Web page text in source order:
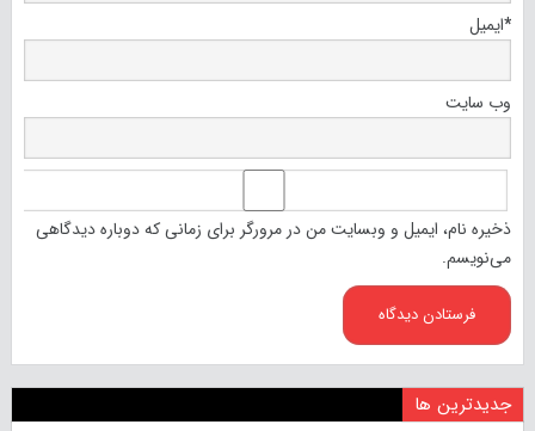
ایمیل*
وب‌ سایت
ذخیره نام، ایمیل و وبسایت من در مرورگر برای زمانی که دوباره دیدگاهی
می‌نویسم.
جدیدترین ها